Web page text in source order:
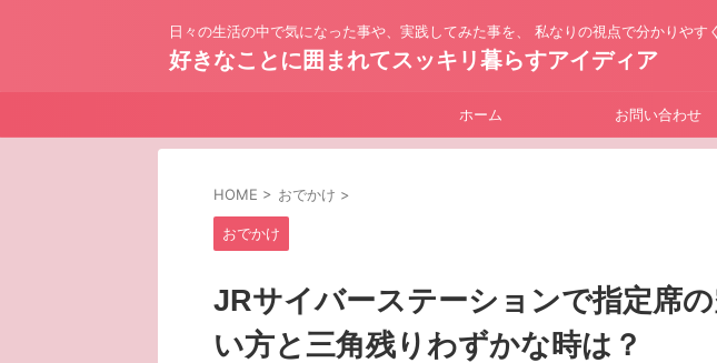
日々の生活の中で気になった事や、実践してみた事を、 私なりの視点で分かりや
好きなことに囲まれてスッキリ暮らすアイディア
ホーム お問い合わせ
HOME > おでかけ >
おでかけ
JRサイバーステーションで指定席
い方と三角残りわずかな時は？